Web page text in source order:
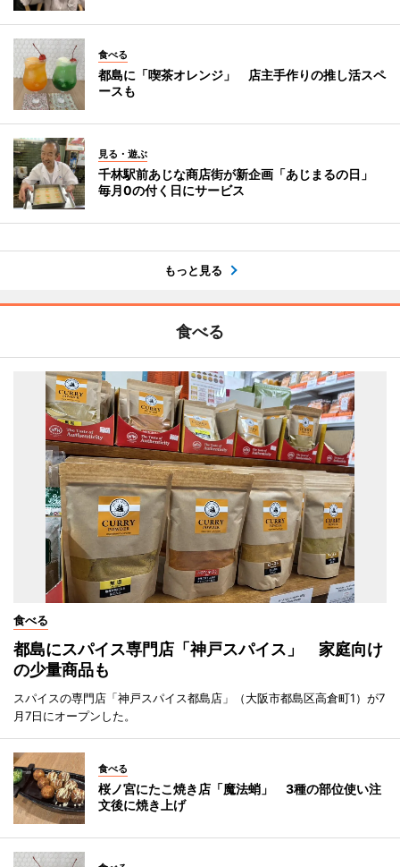
食べる
都島に「喫茶オレンジ」 店主手作りの推し活スペ
ースも
見る・遊ぶ
千林駅前あじな商店街が新企画「あじまるの日」
毎月0の付く日にサービス
もっと見る
食べる
食べる
都島にスパイス専門店「神戸スパイス」 家庭向け
の少量商品も
スパイスの専門店「神戸スパイス都島店」（大阪市都島区高倉町1）が7
月7日にオープンした。
食べる
桜ノ宮にたこ焼き店「魔法蛸」 3種の部位使い注
文後に焼き上げ